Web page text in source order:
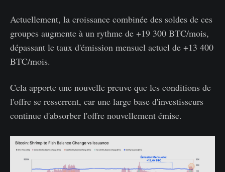
Actuellement, la croissance combinée des soldes de ces
groupes augmente à un rythme de +19 300 BTC/mois,
dépassant le taux d'émission mensuel actuel de +13 400
BTC/mois.
Cela apporte une nouvelle preuve que les conditions de
l'offre se resserrent, car une large base d'investisseurs
continue d'absorber l'offre nouvellement émise.